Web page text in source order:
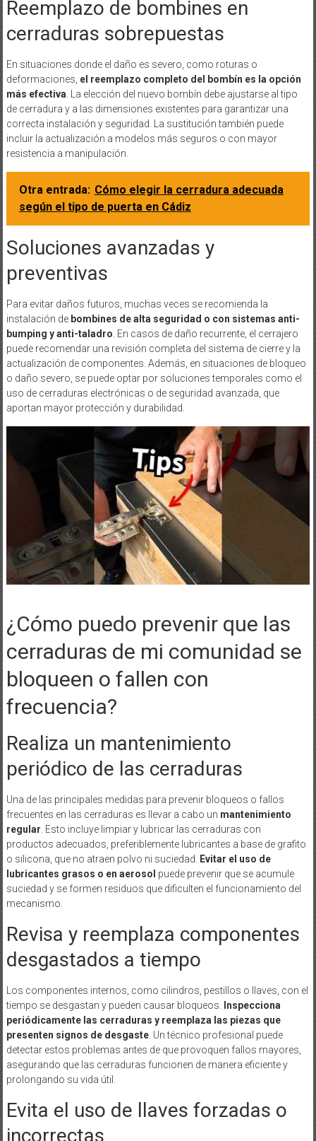
Reemplazo de bombines en
cerraduras sobrepuestas
En situaciones donde el daño es severo, como roturas o
deformaciones, el reemplazo completo del bombín es la opción
más efectiva. La elección del nuevo bombín debe ajustarse al tipo
de cerradura y a las dimensiones existentes para garantizar una
correcta instalación y seguridad. La sustitución también puede
incluir la actualización a modelos más seguros o con mayor
resistencia a manipulación.
Otra entrada: Cómo elegir la cerradura adecuada
según el tipo de puerta en Cádiz
Soluciones avanzadas y
preventivas
Para evitar daños futuros, muchas veces se recomienda la
instalación de bombines de alta seguridad o con sistemas anti-
bumping y anti-taladro. En casos de daño recurrente, el cerrajero
puede recomendar una revisión completa del sistema de cierre y la
actualización de componentes. Además, en situaciones de bloqueo
o daño severo, se puede optar por soluciones temporales como el
uso de cerraduras electrónicas o de seguridad avanzada, que
aportan mayor protección y durabilidad.
¿Cómo puedo prevenir que las
cerraduras de mi comunidad se
bloqueen o fallen con
frecuencia?
Realiza un mantenimiento
periódico de las cerraduras
Una de las principales medidas para prevenir bloqueos o fallos
frecuentes en las cerraduras es llevar a cabo un mantenimiento
regular. Esto incluye limpiar y lubricar las cerraduras con
productos adecuados, preferiblemente lubricantes a base de grafito
o silicona, que no atraen polvo ni suciedad. Evitar el uso de
lubricantes grasos o en aerosol puede prevenir que se acumule
suciedad y se formen residuos que dificulten el funcionamiento del
mecanismo.
Revisa y reemplaza componentes
desgastados a tiempo
Los componentes internos, como cilindros, pestillos o llaves, con el
tiempo se desgastan y pueden causar bloqueos. Inspecciona
periódicamente las cerraduras y reemplaza las piezas que
presenten signos de desgaste. Un técnico profesional puede
detectar estos problemas antes de que provoquen fallos mayores,
asegurando que las cerraduras funcionen de manera eficiente y
prolongando su vida útil.
Evita el uso de llaves forzadas o
incorrectas